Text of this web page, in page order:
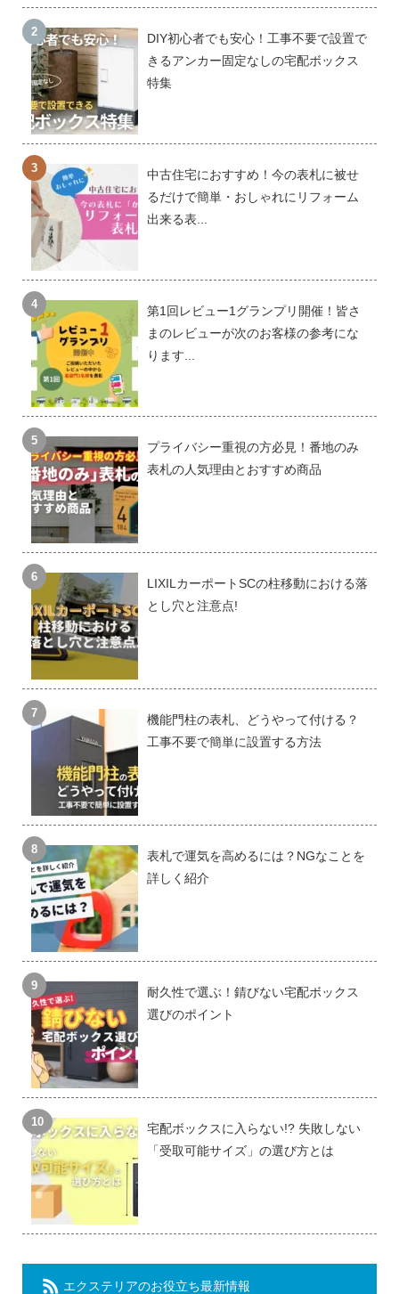
DIY初心者でも安心！工事不要で設置で
きるアンカー固定なしの宅配ボックス
特集
中古住宅におすすめ！今の表札に被せ
るだけで簡単・おしゃれにリフォーム
出来る表...
第1回レビュー1グランプリ開催！皆さ
まのレビューが次のお客様の参考にな
ります...
プライバシー重視の方必見！番地のみ
表札の人気理由とおすすめ商品
LIXILカーポートSCの柱移動における落
とし穴と注意点!
機能門柱の表札、どうやって付ける？
工事不要で簡単に設置する方法
表札で運気を高めるには？NGなことを
詳しく紹介
耐久性で選ぶ！錆びない宅配ボックス
選びのポイント
宅配ボックスに入らない!? 失敗しない
「受取可能サイズ」の選び方とは
エクステリアのお役立ち最新情報